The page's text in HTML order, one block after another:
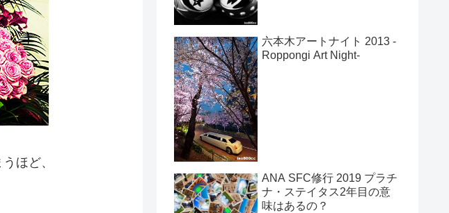
ほど、
六本木アートナイト 2013 -
Roppongi Art Night-
ANA SFC修行 2019 プラチ
ナ・ステイタス2年目の意
味はあるの？